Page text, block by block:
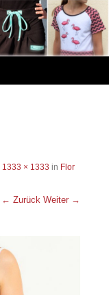
1333 × 1333 in Flor
← Zurück Weiter →